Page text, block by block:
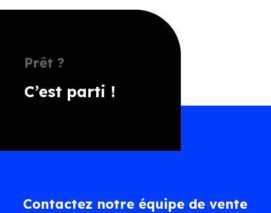
Prêt ?
C’est parti !
Contactez notre équipe de vente